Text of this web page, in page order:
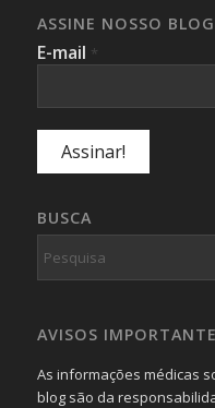
ASSINE NOSSO
E-mail *
BUSCA
AVISOS
As informações médicas
blog são da